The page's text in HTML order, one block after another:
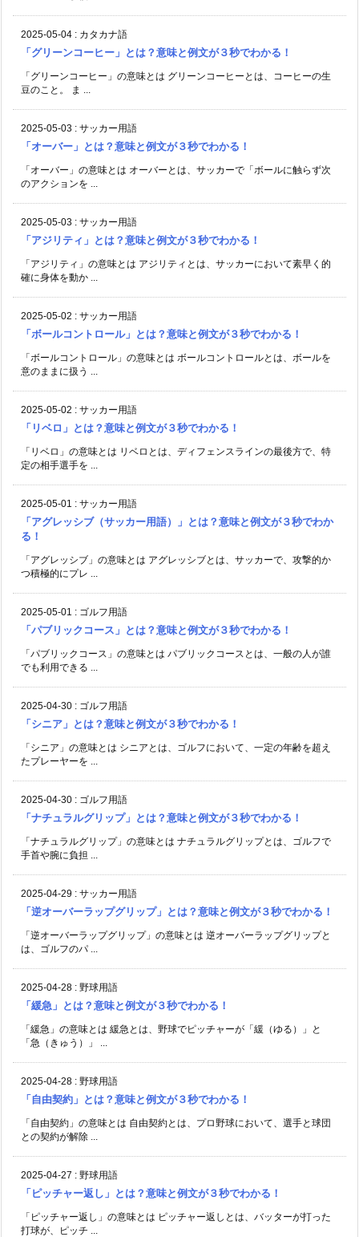
2025-05-04 : カタカナ語
「グリーンコーヒー」とは？意味と例文が３秒でわかる！
「グリーンコーヒー」の意味とは グリーンコーヒーとは、コーヒーの生
豆のこと。 ま ...
2025-05-03 : サッカー用語
「オーバー」とは？意味と例文が３秒でわかる！
「オーバー」の意味とは オーバーとは、サッカーで「ボールに触らず次
のアクションを ...
2025-05-03 : サッカー用語
「アジリティ」とは？意味と例文が３秒でわかる！
「アジリティ」の意味とは アジリティとは、サッカーにおいて素早く的
確に身体を動か ...
2025-05-02 : サッカー用語
「ボールコントロール」とは？意味と例文が３秒でわかる！
「ボールコントロール」の意味とは ボールコントロールとは、ボールを
意のままに扱う ...
2025-05-02 : サッカー用語
「リベロ」とは？意味と例文が３秒でわかる！
「リベロ」の意味とは リベロとは、ディフェンスラインの最後方で、特
定の相手選手を ...
2025-05-01 : サッカー用語
「アグレッシブ（サッカー用語）」とは？意味と例文が３秒でわか
る！
「アグレッシブ」の意味とは アグレッシブとは、サッカーで、攻撃的か
つ積極的にプレ ...
2025-05-01 : ゴルフ用語
「パブリックコース」とは？意味と例文が３秒でわかる！
「パブリックコース」の意味とは パブリックコースとは、一般の人が誰
でも利用できる ...
2025-04-30 : ゴルフ用語
「シニア」とは？意味と例文が３秒でわかる！
「シニア」の意味とは シニアとは、ゴルフにおいて、一定の年齢を超え
たプレーヤーを ...
2025-04-30 : ゴルフ用語
「ナチュラルグリップ」とは？意味と例文が３秒でわかる！
「ナチュラルグリップ」の意味とは ナチュラルグリップとは、ゴルフで
手首や腕に負担 ...
2025-04-29 : サッカー用語
「逆オーバーラップグリップ」とは？意味と例文が３秒でわかる！
「逆オーバーラップグリップ」の意味とは 逆オーバーラップグリップと
は、ゴルフのパ ...
2025-04-28 : 野球用語
「緩急」とは？意味と例文が３秒でわかる！
「緩急」の意味とは 緩急とは、野球でピッチャーが「緩（ゆる）」と
「急（きゅう）」 ...
2025-04-28 : 野球用語
「自由契約」とは？意味と例文が３秒でわかる！
「自由契約」の意味とは 自由契約とは、プロ野球において、選手と球団
との契約が解除 ...
2025-04-27 : 野球用語
「ピッチャー返し」とは？意味と例文が３秒でわかる！
「ピッチャー返し」の意味とは ピッチャー返しとは、バッターが打った
打球が、ピッチ ...